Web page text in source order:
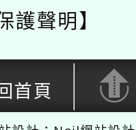
護聲明】
首頁